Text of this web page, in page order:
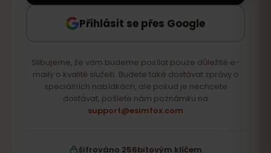
Přihlásit se přes Google
Slibujeme, že vám budeme posílat pouze důležité e-
maily o kvalitě služeb. Budete také dostávat zprávy o
speciálních nabídkách, ale pokud je nechcete
dostávat, pošlete nám poznámku na
support@esimfox.com
šifrováno 256bitovým klíčem